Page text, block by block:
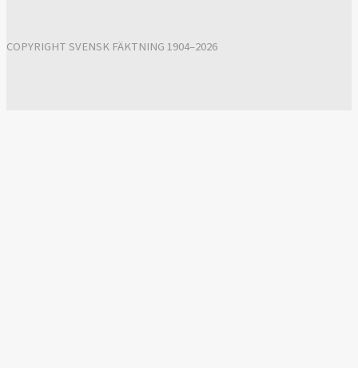
COPYRIGHT SVENSK FÄKTNING 1904–2026